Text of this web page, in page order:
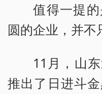
值得一提
圆的企业，并不
11月，山
推出了日进斗